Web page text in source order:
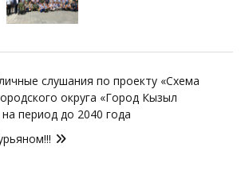
слушания по проекту «Схема
округа «Город Кызыл
период до 2040 года